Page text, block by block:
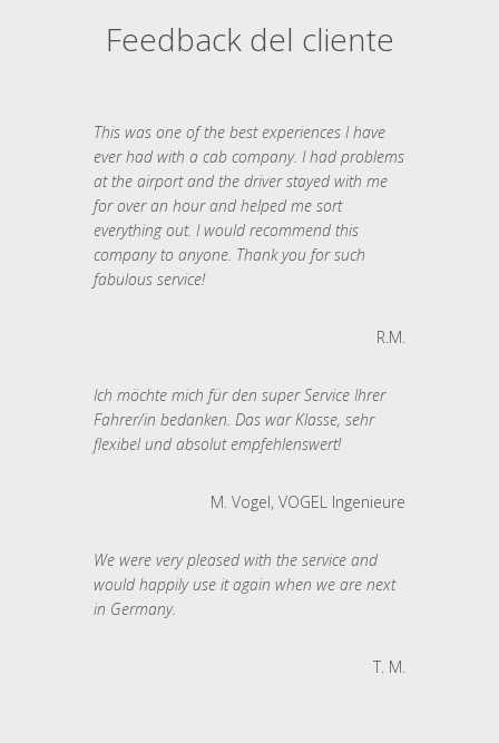
Feedback del cliente
This was one of the best experiences I have
ever had with a cab company. I had problems
at the airport and the driver stayed with me
for over an hour and helped me sort
everything out. I would recommend this
company to anyone. Thank you for such
fabulous service!
R.M.
Ich möchte mich für den super Service Ihrer
Fahrer/in bedanken. Das war Klasse, sehr
flexibel und absolut empfehlenswert!
M. Vogel, VOGEL Ingenieure
We were very pleased with the service and
would happily use it again when we are next
in Germany.
T. M.